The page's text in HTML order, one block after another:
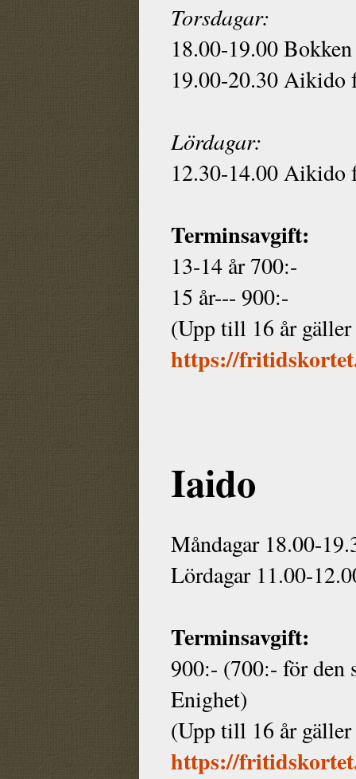
Torsdagar:
18.00-19.00
19.00-20.30 Aikido
Lördagar:
12.30-14.00 Aikido
Terminsavgift:
13-14 år 700:-
15 år--- 900:-
(Upp till 16 år
https://
Iaido
Måndagar 18.00-
Lördagar 11.00-
Terminsavgift:
900:- (700:- för den
Enighet)
(Upp till 16 år
https://